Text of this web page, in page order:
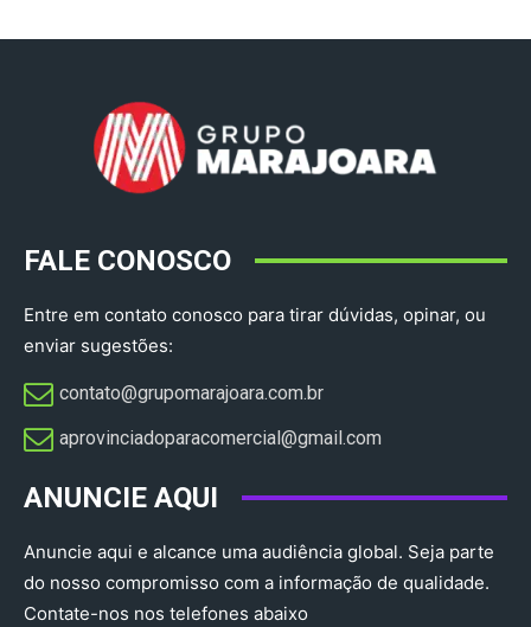
FALE CONOSCO
Entre em contato conosco para tirar dúvidas, opinar, ou
enviar sugestões:
contato@grupomarajoara.com.br
aprovinciadoparacomercial@gmail.com​
ANUNCIE AQUI
Anuncie aqui e alcance uma audiência global. Seja parte
do nosso compromisso com a informação de qualidade.
Contate-nos nos telefones abaixo